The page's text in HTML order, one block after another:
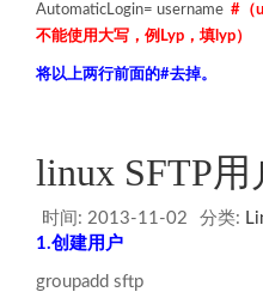
AutomaticLogin= username #（
不能使用大写，例Lyp，填lyp）
将以上两行前面的#去掉。
linux SFTP
时间: 2013-11-02 分类:
1.创建用户
groupadd sftp